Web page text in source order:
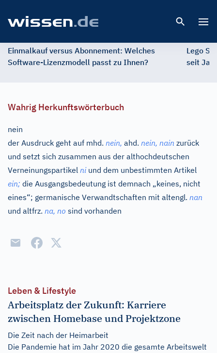
Einmalkauf versus Abonnement: Welches
Software-Lizenzmodell passt zu Ihnen?
Lego
seit
Wahrig Herkunftswörterbuch
nein
der Ausdruck geht auf mhd. nein, ahd. nein, nain zurück
und setzt sich zusammen aus der althochdeutschen
Verneinungspartikel niund dem unbestimmten Artikel
ein; die Ausgangsbedeutung ist demnach „keines, nicht
eines“; germanische Verwandtschaften mit altengl. nan
und altfrz. na, no sind vorhanden
Leben & Lifestyle
Arbeitsplatz der Zukunft: Karriere
zwischen Homebase und Projektzone
Die Zeit nach der Heimarbeit
Die Pandemie hat im Jahr 2020 die gesamte Arbeitswelt